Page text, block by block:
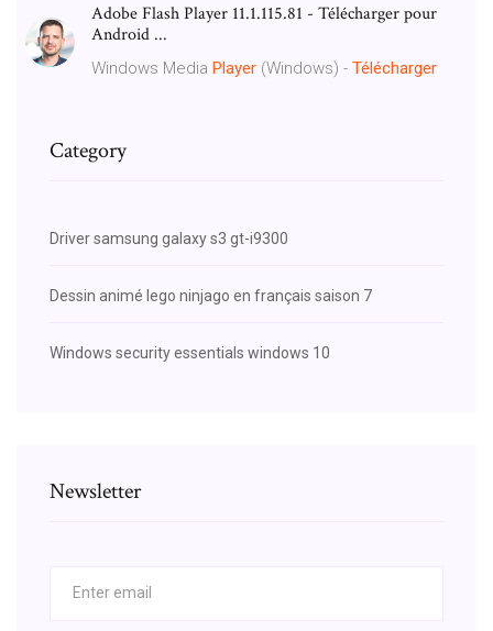
Adobe Flash Player 11.1.115.81 - Télécharger pour
Android ...
Windows Media Player (Windows) - Télécharger
Category
Driver samsung galaxy s3 gt-i9300
Dessin animé lego ninjago en français saison 7
Windows security essentials windows 10
Newsletter